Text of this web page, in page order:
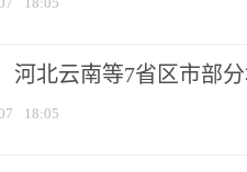
河北云南等7省区市部
18:05